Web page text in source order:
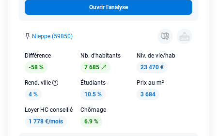
Ouvrir l'analyse
Nieppe (59850)
Différence
-58 %
Nb. d'habitants
7 685
Niv. de vie/hab
23 470 €
Rend. ville
4 %
Étudiants
10.5 %
Prix au m²
3 684
Loyer HC conseillé
1 778 €/mois
Chômage
6.9 %